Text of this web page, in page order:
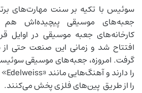
سوئیس با تکیه بر سنت مهارت‌های
جعبه‌های موسیقی پیچیده‌اش
کارخانه‌های جعبه موسیقی در
افتتاح شد و زمانی این صنعت حتی
گرفت. امروزه، جعبه‌های موسیقی
را از طریق پین‌های فلزی پخش می‌کنند.